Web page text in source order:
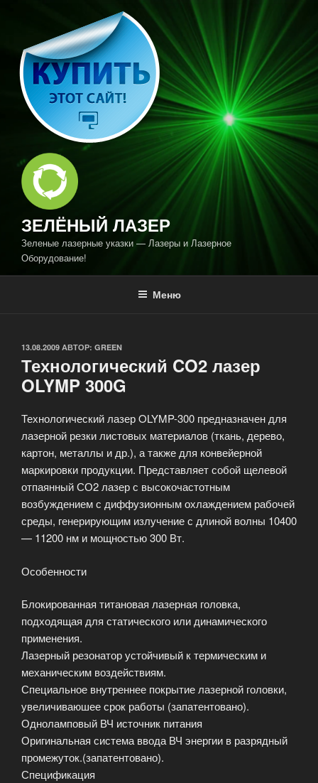
содержимому
ЗЕЛЁНЫЙ ЛАЗЕР
Зеленые лазерные указки — Лазеры и Лазерное
Оборудование!
Меню
ОПУБЛИКОВАНО
13.08.2009 АВТОР: GREEN
Технологический CO2 лазер
OLYMP 300G
Технологический лазер OLYMP-300 предназначен для
лазерной резки листовых материалов (ткань, дерево,
картон, металлы и др.), а также для конвейерной
маркировки продукции. Представляет собой щелевой
отпаянный СО2 лазер с высокочастотным
возбуждением с диффузионным охлаждением рабочей
среды, генерирующим излучение с длиной волны 10400
— 11200 нм и мощностью 300 Вт.
Особенности
Блокированная титановая лазерная головка,
подходящая для статического или динамического
применения.
Лазерный резонатор устойчивый к термическим и
механическим воздействиям.
Специальное внутреннее покрытие лазерной головки,
увеличиваюшее срок работы (запатентовано).
Одноламповый ВЧ источник питания
Оригинальная система ввода ВЧ энергии в разрядный
промежуток.(запатентовано).
Спецификация